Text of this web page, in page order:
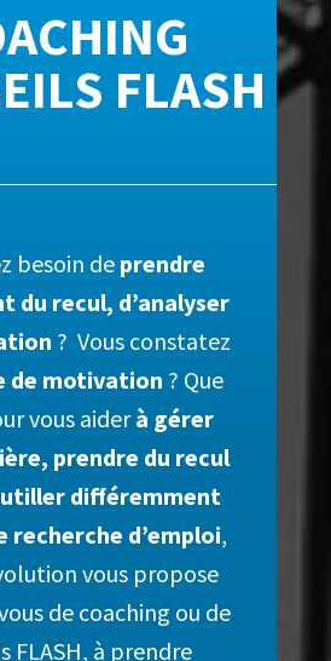
FLASH
besoin de prendre
du recul, d’analyser
? Vous constatez
de motivation ? Que
vous aiderà gérer
, prendre du recul
différemment
recherche d’emploi,
vous propose
de coaching ou de
FLASH, à prendre